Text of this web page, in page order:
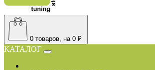
0 товаров, на 0 ₽
КАТАЛОГ